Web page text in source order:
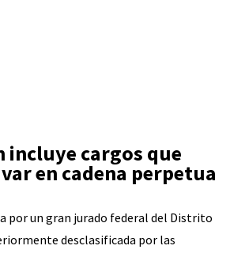
incluye cargos que
en cadena perpetua
por un gran jurado federal del Distrito
desclasificada por las